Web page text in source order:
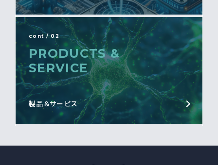
cont / 02
PRODUCTS &
SERVICE
製品＆サービス